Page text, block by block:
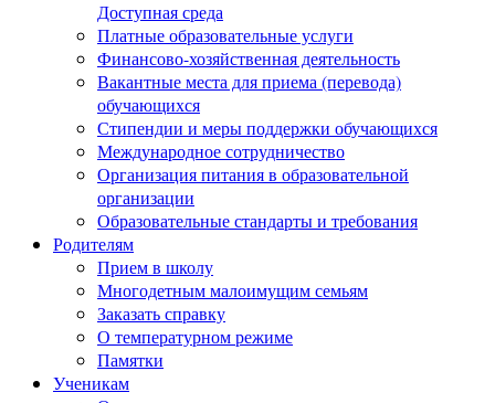
Доступная среда
Платные образовательные услуги
Финансово-хозяйственная деятельность
Вакантные места для приема (перевода)
обучающихся
Стипендии и меры поддержки обучающихся
Международное сотрудничество
Организация питания в образовательной
организации
Образовательные стандарты и требования
Родителям
Прием в школу
Многодетным малоимущим семьям
Заказать справку
О температурном режиме
Памятки
Ученикам